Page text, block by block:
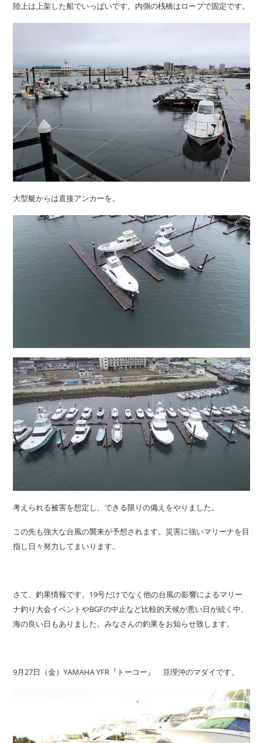
陸上は上架した船でいっぱいです。内側の桟橋はロープで固定です。
大型艇からは直接アンカーを。
考えられる被害を想定し、できる限りの備えをやりました。
この先も強大な台風の襲来が予想されます。災害に強いマリーナを目
指し日々努力してまいります。
さて、釣果情報です。19号だけでなく他の台風の影響によるマリー
ナ釣り大会イベントやBGFの中止など比較的天候が悪い日が続く中、
海の良い日もありました。みなさんの釣果をお知らせ致します。
9月27日（金）YAMAHA YFR『トーコー』 亘理沖のマダイです。